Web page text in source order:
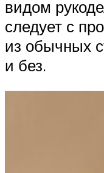
видом
следует с
из обычных
и без.